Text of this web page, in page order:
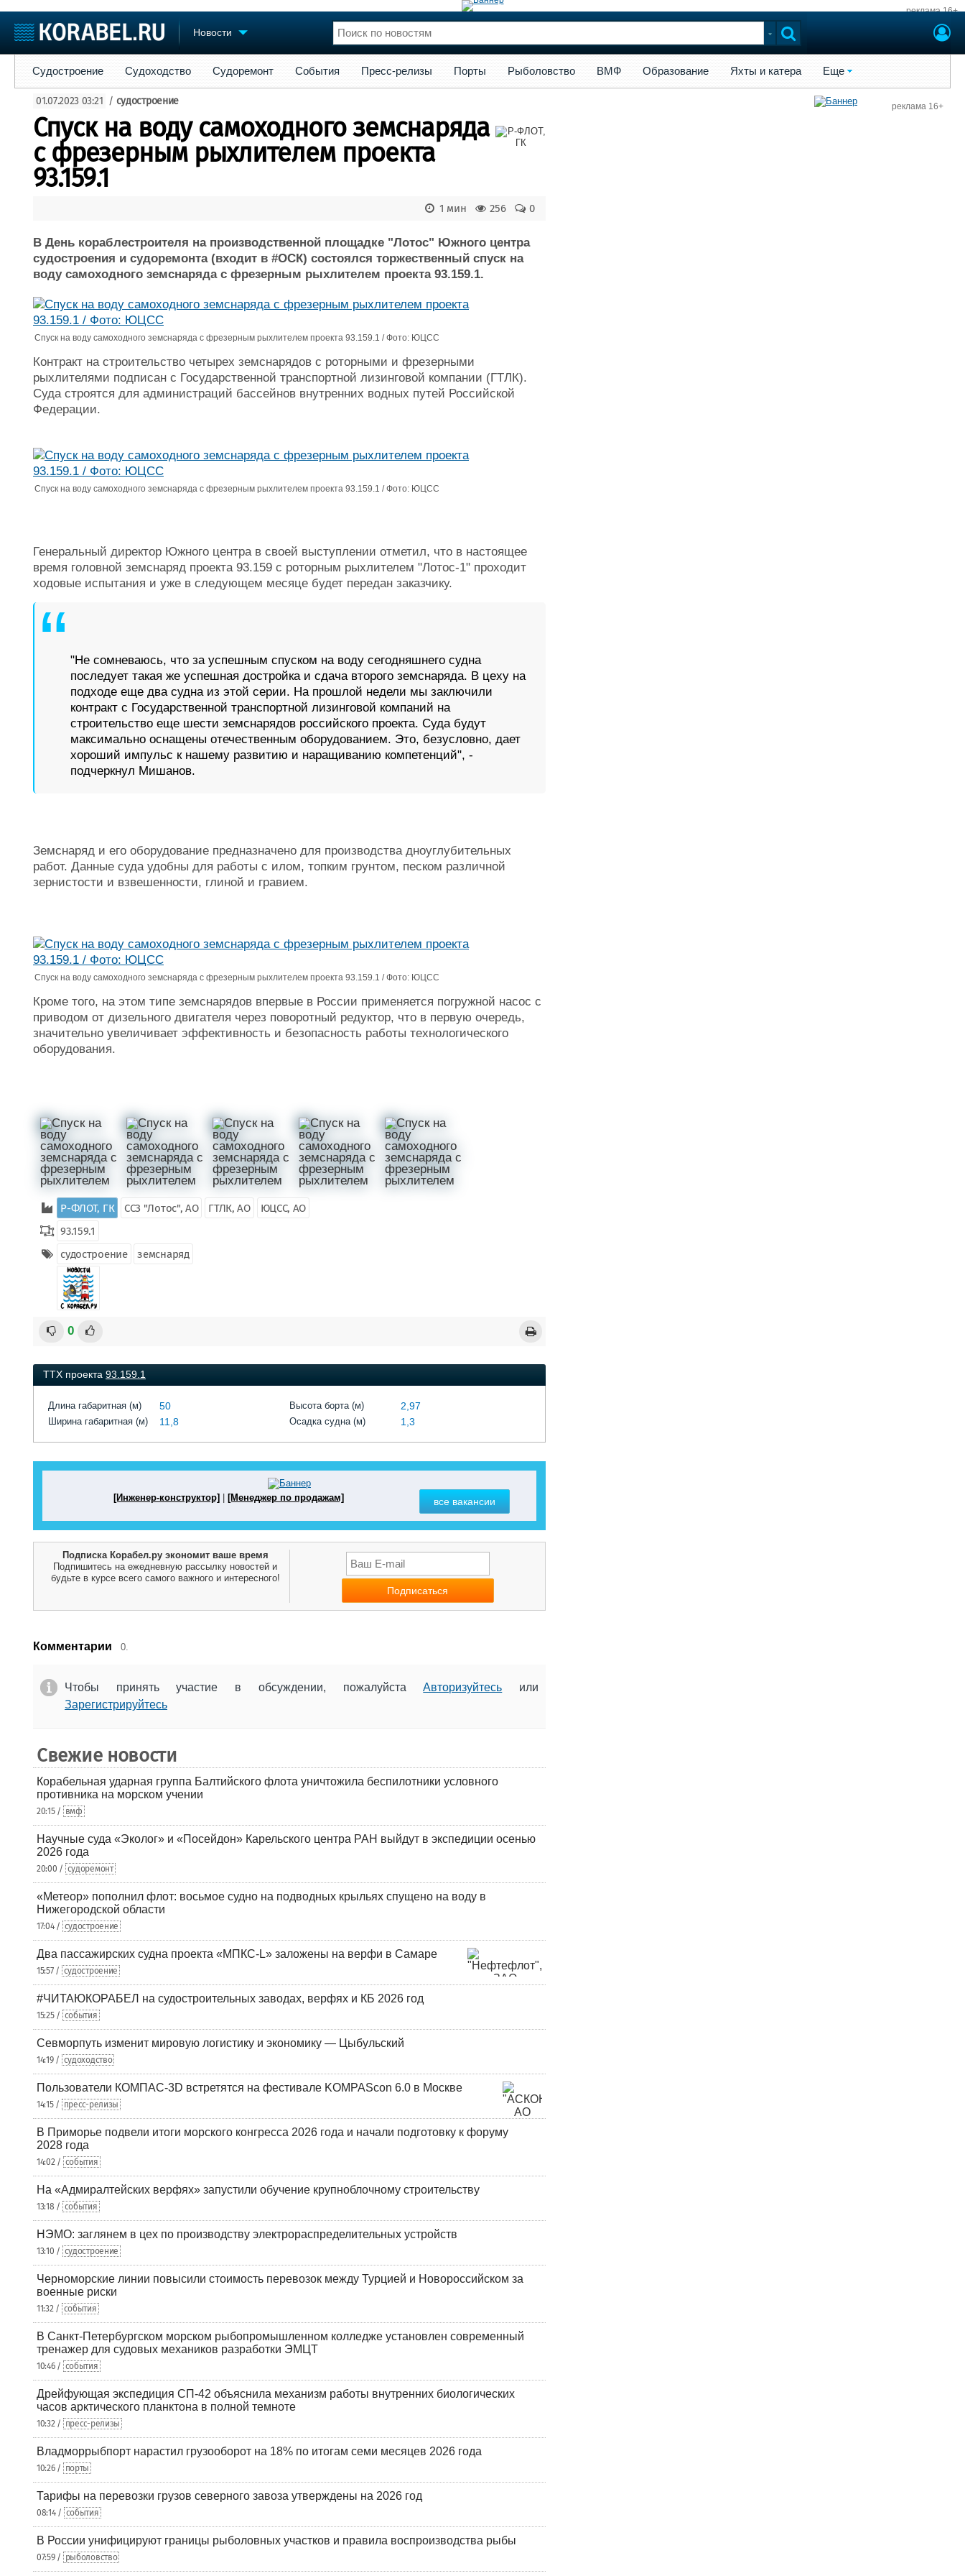
реклама 16+
Новости
Судостроение
Пульс
Новости
Компании
Репутация
Работа
Торговая площадка
Доска объявлений
Продажа флота
Оборудование
Изделия
Конференции
Личности
Словарь
Флот
Форум
Отзывы
Все службы
Судостроение Судоходство Судоремонт События Пресс-релизы Порты Рыболовство ВМФ Образование Яхты и катера Еще
01.07.2023 03:21 / судостроение
Спуск на воду самоходного земснаряда
с фрезерным рыхлителем проекта
93.159.1
0
256
1 мин
В День кораблестроителя на производственной площадке "Лотос" Южного центра
судостроения и судоремонта (входит в #ОСК) состоялся торжественный спуск на
воду самоходного земснаряда с фрезерным рыхлителем проекта 93.159.1.
Спуск на воду самоходного земснаряда с фрезерным рыхлителем проекта 93.159.1 / Фото: ЮЦСС
Контракт на строительство четырех земснарядов с роторными и фрезерными
рыхлителями подписан с Государственной транспортной лизинговой компании (ГТЛК).
Суда строятся для администраций бассейнов внутренних водных путей Российской
Федерации.
Спуск на воду самоходного земснаряда с фрезерным рыхлителем проекта 93.159.1 / Фото: ЮЦСС
Генеральный директор Южного центра в своей выступлении отметил, что в настоящее
время головной земснаряд проекта 93.159 с роторным рыхлителем "Лотос-1" проходит
ходовые испытания и уже в следующем месяце будет передан заказчику.
"Не сомневаюсь, что за успешным спуском на воду сегодняшнего судна
последует такая же успешная достройка и сдача второго земснаряда. В цеху на
подходе еще два судна из этой серии. На прошлой недели мы заключили
контракт с Государственной транспортной лизинговой компаний на
строительство еще шести земснарядов российского проекта. Суда будут
максимально оснащены отечественным оборудованием. Это, безусловно, дает
хороший импульс к нашему развитию и наращиванию компетенций", -
подчеркнул Мишанов.
Земснаряд и его оборудование предназначено для производства дноуглубительных
работ. Данные суда удобны для работы с илом, топким грунтом, песком различной
зернистости и взвешенности, глиной и гравием.
Спуск на воду самоходного земснаряда с фрезерным рыхлителем проекта 93.159.1 / Фото: ЮЦСС
Кроме того, на этом типе земснарядов впервые в России применяется погружной насос с
приводом от дизельного двигателя через поворотный редуктор, что в первую очередь,
значительно увеличивает эффективность и безопасность работы технологического
оборудования.
Р-ФЛОТ, ГК ССЗ "Лотос", АО ГТЛК, АО
ЮЦСС, АО
93.159.1
судостроение
земснаряд
0
ТТХ проекта 93.159.1
Длина габаритная (м) 50
Ширина габаритная (м) 11,8
Высота борта (м) 2,97
Осадка судна (м) 1,3
[Инженер-конструктор] [Менеджер по продажам] все вакансии
Подписка Корабел.ру экономит ваше время
Подпишитесь на ежедневную рассылку новостей и
будьте в курсе всего самого важного и интересного!
Комментарии 0.
Чтобы принять участие в обсуждении, пожалуйстаАвторизуйтесь или
Зарегистрируйтесь
Свежие новости
Корабельная ударная группа Балтийского флота уничтожила беспилотники условного
противника на морском учении
20:15 / вмф
Научные суда «Эколог» и «Посейдон» Карельского центра РАН выйдут в экспедиции осенью
2026 года
20:00 / судоремонт
«Метеор» пополнил флот: восьмое судно на подводных крыльях спущено на воду в
Нижегородской области
17:04 / судостроение
Два пассажирских судна проекта «МПКС-L» заложены на верфи в Самаре
15:57 / судостроение
#ЧИТАЮКОРАБЕЛ на судостроительных заводах, верфях и КБ 2026 год
15:25 / события
Севморпуть изменит мировую логистику и экономику — Цыбульский
14:19 / судоходство
Пользователи КОМПАС-3D встретятся на фестивале KOMPAScon 6.0 в Москве
14:15 / пресс-релизы
В Приморье подвели итоги морского конгресса 2026 года и начали подготовку к форуму
2028 года
14:02 / события
На «Адмиралтейских верфях» запустили обучение крупноблочному строительству
13:18 / события
НЭМО: заглянем в цех по производству электрораспределительных устройств
13:10 / судостроение
Черноморские линии повысили стоимость перевозок между Турцией и Новороссийском за
военные риски
11:32 / события
В Санкт-Петербургском морском рыбопромышленном колледже установлен современный
тренажер для судовых механиков разработки ЭМЦТ
10:46 / события
Дрейфующая экспедиция СП-42 объяснила механизм работы внутренних биологических
часов арктического планктона в полной темноте
10:32 / пресс-релизы
Владморрыбпорт нарастил грузооборот на 18% по итогам семи месяцев 2026 года
10:26 / порты
Тарифы на перевозки грузов северного завоза утверждены на 2026 год
08:14 / события
В России унифицируют границы рыболовных участков и правила воспроизводства рыбы
07:59 / рыболовство
реклама 16+